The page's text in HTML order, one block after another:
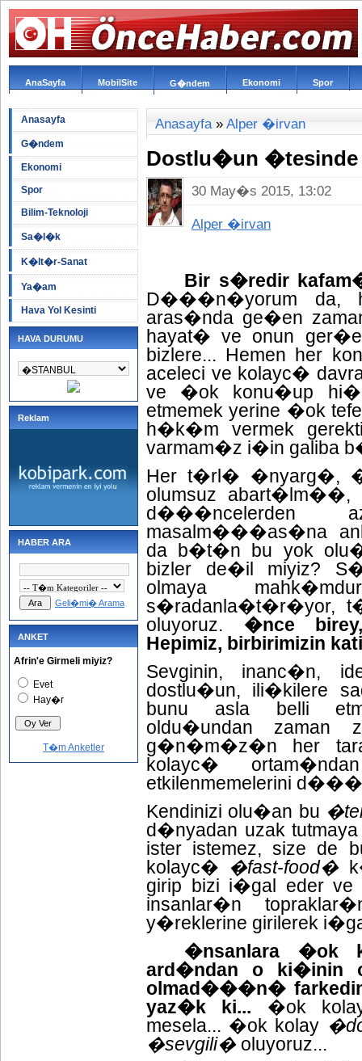
AnaSayfa MobilSite G�ndem Ekonomi Spor
Anasayfa
G�ndem
Ekonomi
Spor
Bilim-Teknoloji
Sa�l�k
K�lt�r-Sanat
Ya�am
Hava Yol Kesinti
HAVA DURUMU
Reklam
HABER ARA
Geli�mi� Arama
ANKET
Afrin'e Girmeli miyiz?
Evet
Hay�r
T�m Anketler
Anasayfa» Alper �irvan
Dostlu�un �tesinde
30 May�s 2015, 13:02
Alper �irvan
Bir s�redir
D���n�yorum da,
aras�nda ge�en
hayat� ve onun
bizlere... Hemen her
aceleci ve kolayc�
ve �ok konu�up
etmemek yerine �ok
h�k�m vermek
varmam�z i�in galiba
Her t�rl� �nyarg�,
olumsuz abart�lm��,
d���ncelerden
masalm���as�na
da b�t�n bu yok
bizler de�il miyiz?
olmaya
s�radanla�t�r�yor,
oluyoruz. �nce
Hepimiz, birbirimizin
Sevginin, inanc�n,
dostlu�un, ili�kilere
bunu asla belli
oldu�undan zaman
g�n�m�z�n her
kolayc�
etkilenmemelerini
Kendinizi olu�an bu
d�nyadan uzak
ister istemez, size de
kolayc� �fast-food�
girip bizi i�gal eder
insanlar�n
y�reklerine girilerek
�nsanlara �ok
ard�ndan o
olmad���n�
yaz�k ki... �ok
mesela... �ok kolay
�sevgili� oluyoruz...